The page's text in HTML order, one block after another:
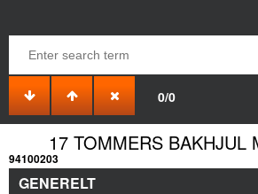
0/0
17 TOMMERS BAKHJUL
94100203
GENERELT